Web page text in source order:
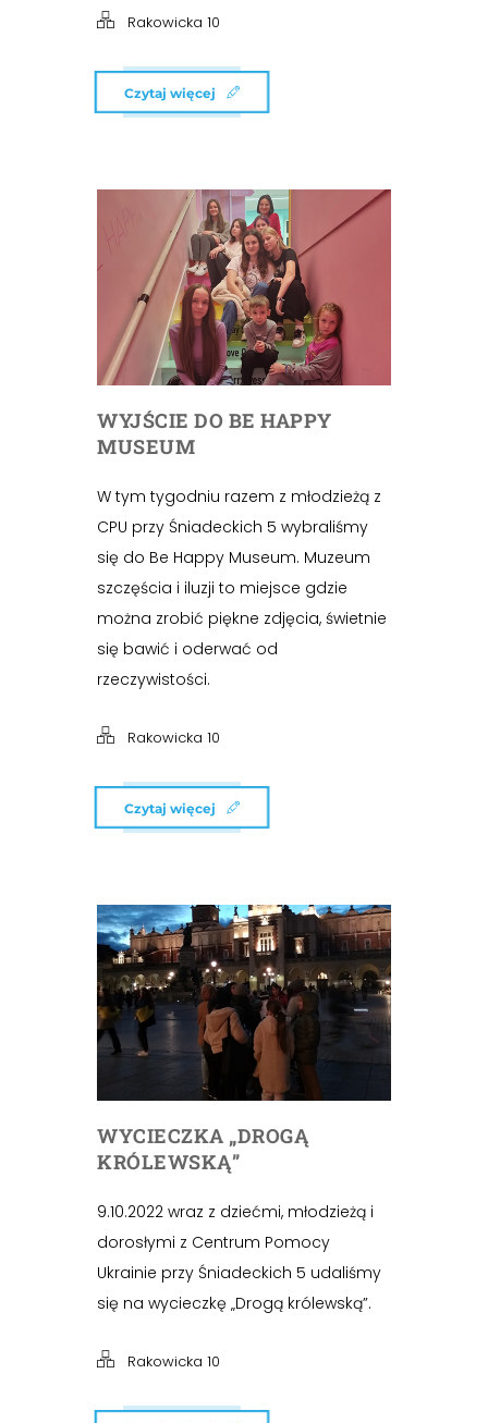
Rakowicka 10
Czytaj więcej
WYJŚCIE DO BE HAPPY
MUSEUM
W tym tygodniu razem z młodzieżą z
CPU przy Śniadeckich 5 wybraliśmy
się do Be Happy Museum. Muzeum
szczęścia i iluzji to miejsce gdzie
można zrobić piękne zdjęcia, świetnie
się bawić i oderwać od
rzeczywistości.
Rakowicka 10
Czytaj więcej
WYCIECZKA „DROGĄ
KRÓLEWSKĄ”
9.10.2022 wraz z dziećmi, młodzieżą i
dorosłymi z Centrum Pomocy
Ukrainie przy Śniadeckich 5 udaliśmy
się na wycieczkę „Drogą królewską”.
Rakowicka 10